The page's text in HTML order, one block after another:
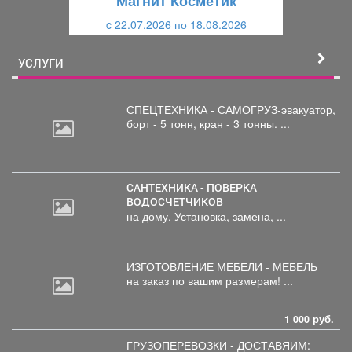
c 22.07.2026 по 18.08.2026
УСЛУГИ
СПЕЦТЕХНИКА - САМОГРУЗ-эвакуатор,
борт - 5 тонн, кран - 3 тонны. ...
САНТЕХНИКА - ПОВЕРКА
ВОДОСЧЕТЧИКОВ
на дому. Установка, замена, ...
ИЗГОТОВЛЕНИЕ МЕБЕЛИ - МЕБЕЛЬ
на заказ по вашим размерам! ...
1 000 руб.
ГРУЗОПЕРЕВОЗКИ - ДОСТАВЯИМ: